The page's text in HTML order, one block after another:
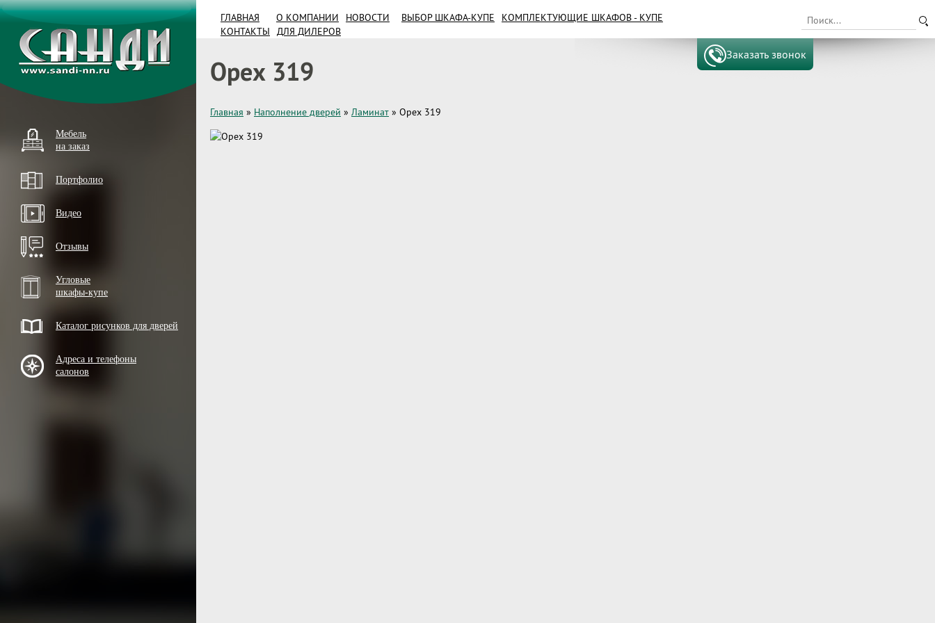
Мебель
на заказ
Портфолио
Видео
Отзывы
Угловые
шкафы-купе
Каталог рисунков для дверей
Адреса и телефоны
салонов
ГЛАВНАЯ О КОМПАНИИ НОВОСТИ ВЫБОР ШКАФА-КУПЕ
КОМПЛЕКТУЮЩИЕ ШКАФОВ - КУПЕ
КОНТАКТЫ
ДЛЯ ДИЛЕРОВ
Заказать звонок
Орех 319
Главная » Наполнение дверей » Ламинат » Орех 319